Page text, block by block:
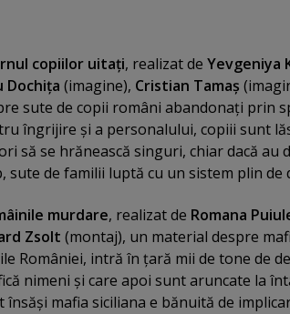
copiilor uitaţi, realizat de Yevgeniya
Dochiţa (imagine), Cristian Tamaş
sute de copii români abandonaţi prin
îngrijire şi a personalului, copiii sunt
să se hrănească singuri, chiar dacă au
sute de familii luptă cu un sistem plin de
murdare, realizat de Romana
Zsolt (montaj), un material despre
României, intră în ţară mii de tone de
nimeni şi care apoi sunt aruncate la
însăşi mafia siciliana e bănuită de